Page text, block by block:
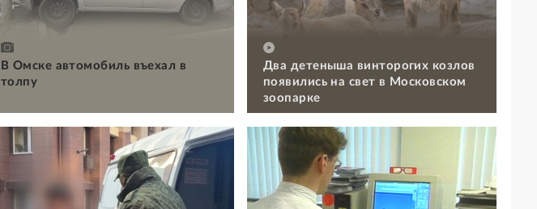
В Омске автомобиль въехал в
толпу
Два детеныша винторогих козлов
появились на свет в Московском
зоопарке